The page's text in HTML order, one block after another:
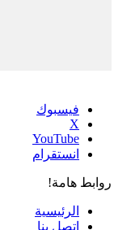
فيسبوك
‫X
‫YouTube
انستقرام
روابط هامة!
الرئيسية
إتصل بنا